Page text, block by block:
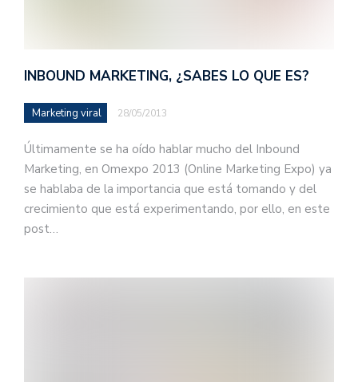
INBOUND MARKETING, ¿SABES LO QUE ES?
Marketing viral 28/05/2013
Últimamente se ha oído hablar mucho del Inbound
Marketing, en Omexpo 2013 (Online Marketing Expo) ya
se hablaba de la importancia que está tomando y del
crecimiento que está experimentando, por ello, en este
post…